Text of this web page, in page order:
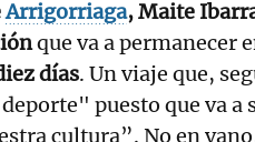
Arrigorriaga, Maite
que va a permanecer
días. Un viaje que,
puesto que va
cultura”. No en